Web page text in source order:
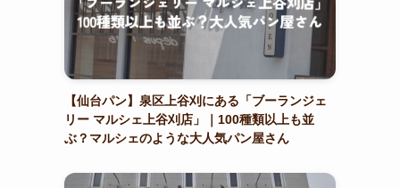
【仙台パン】泉区上谷刈にある「ブーランジェ
リー マルシェ上谷刈店」｜100種類以上も並
ぶ？マルシェのような大人気パン屋さん